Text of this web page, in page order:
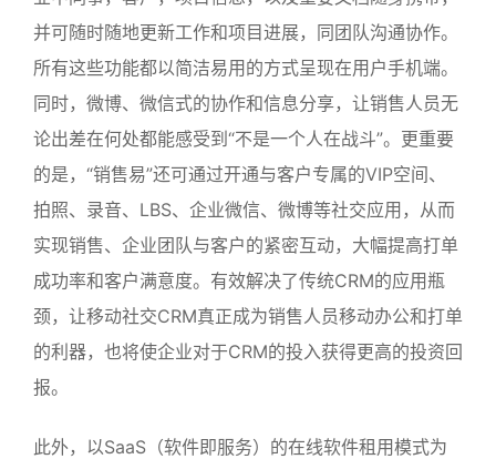
并可随时随地更新工作和项目进展，同团队沟通协作。
所有这些功能都以简洁易用的方式呈现在用户手机端。
同时，微博、微信式的协作和信息分享，让销售人员无
论出差在何处都能感受到“不是一个人在战斗”。更重要
的是，“销售易”还可通过开通与客户专属的VIP空间、
拍照、录音、LBS、企业微信、微博等社交应用，从而
实现销售、企业团队与客户的紧密互动，大幅提高打单
成功率和客户满意度。有效解决了传统CRM的应用瓶
颈，让移动社交CRM真正成为销售人员移动办公和打单
的利器，也将使企业对于CRM的投入获得更高的投资回
报。
此外，以SaaS（软件即服务）的在线软件租用模式为